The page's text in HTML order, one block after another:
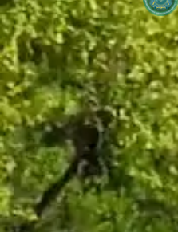
[newyear_garland]